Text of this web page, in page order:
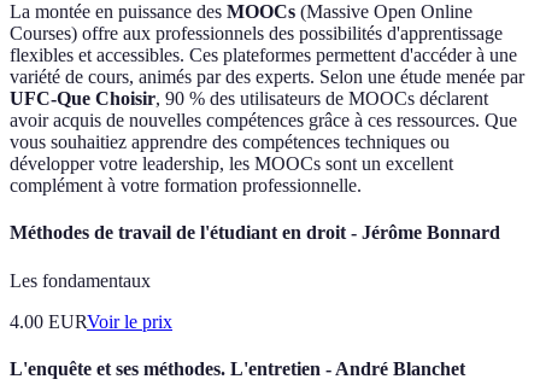
La montée en puissance des MOOCs (Massive Open Online
Courses) offre aux professionnels des possibilités d'apprentissage
flexibles et accessibles. Ces plateformes permettent d'accéder à une
variété de cours, animés par des experts. Selon une étude menée par
UFC-Que Choisir, 90 % des utilisateurs de MOOCs déclarent
avoir acquis de nouvelles compétences grâce à ces ressources. Que
vous souhaitiez apprendre des compétences techniques ou
développer votre leadership, les MOOCs sont un excellent
complément à votre formation professionnelle.
Méthodes de travail de l'étudiant en droit - Jérôme Bonnard
Les fondamentaux
4.00 EURVoir le prix
L'enquête et ses méthodes. L'entretien - André Blanchet